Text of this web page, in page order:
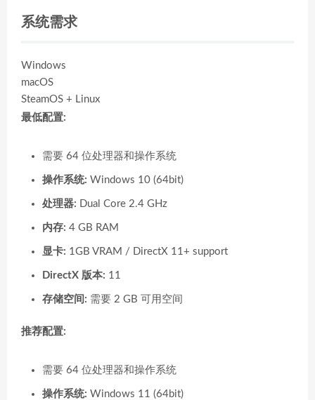
系统需求
Windows
macOS
SteamOS + Linux
最低配置:
需要 64 位处理器和操作系统
操作系统: Windows 10 (64bit)
处理器: Dual Core 2.4 GHz
内存: 4 GB RAM
显卡: 1GB VRAM / DirectX 11+ support
DirectX 版本: 11
存储空间: 需要 2 GB 可用空间
推荐配置:
需要 64 位处理器和操作系统
操作系统: Windows 11 (64bit)